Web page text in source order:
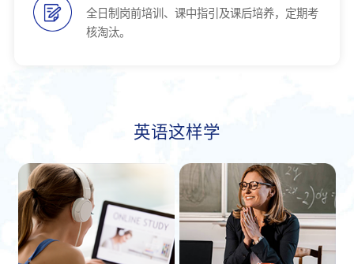
全日制岗前培训、课中指引及课后培养，定期考
核淘汰。
英语这样学